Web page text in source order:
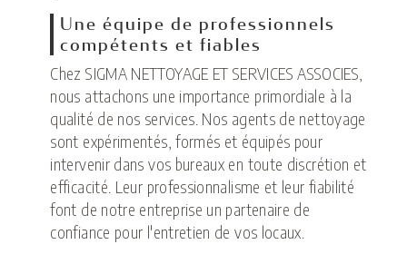
Une équipe de professionnels
compétents et fiables
Chez SIGMA NETTOYAGE ET SERVICES ASSOCIES,
nous attachons une importance primordiale à la
qualité de nos services. Nos agents de nettoyage
sont expérimentés, formés et équipés pour
intervenir dans vos bureaux en toute discrétion et
efficacité. Leur professionnalisme et leur fiabilité
font de notre entreprise un partenaire de
confiance pour l'entretien de vos locaux.